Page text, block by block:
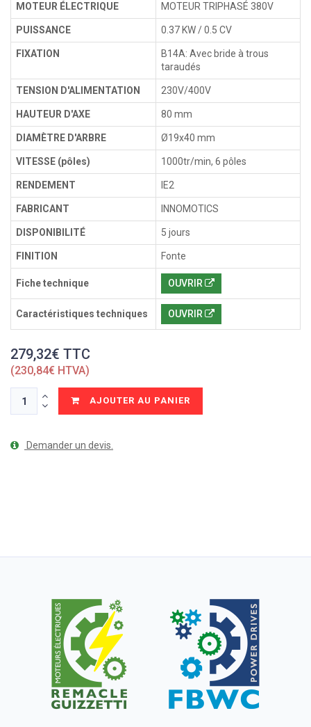
MOTEUR ÉLECTRIQUE MOTEUR TRIPHASÉ 380V
PUISSANCE 0.37 KW / 0.5 CV
FIXATION
B14A: Avec bride à trous
taraudés
TENSION D'ALIMENTATION 230V/400V
HAUTEUR D'AXE 80 mm
DIAMÈTRE D'ARBRE Ø19x40 mm
VITESSE (pôles) 1000tr/min, 6 pôles
RENDEMENT IE2
FABRICANT INNOMOTICS
DISPONIBILITÉ 5 jours
FINITION Fonte
Fiche technique OUVRIR
Caractéristiques techniques OUVRIR
279,32€ TTC
(230,84€ HTVA)
AJOUTER AU PANIER
Demander un devis.